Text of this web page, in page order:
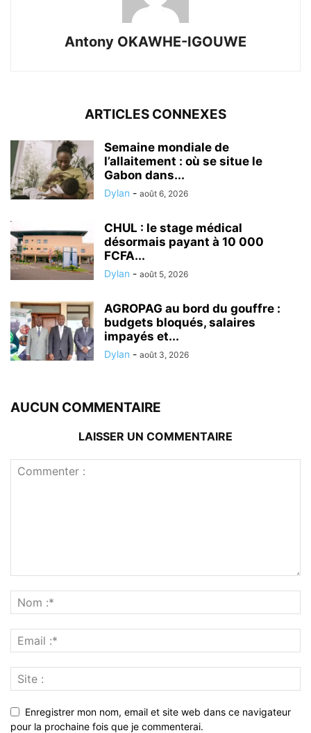
Antony OKAWHE-IGOUWE
ARTICLES CONNEXES
Semaine mondiale de
l’allaitement : où se situe le
Gabon dans...
Dylan - août 6, 2026
CHUL : le stage médical
désormais payant à 10 000
FCFA...
Dylan - août 5, 2026
AGROPAG au bord du gouffre :
budgets bloqués, salaires
impayés et...
Dylan - août 3, 2026
AUCUN COMMENTAIRE
LAISSER UN COMMENTAIRE
Enregistrer mon nom, email et site web dans ce navigateur
pour la prochaine fois que je commenterai.